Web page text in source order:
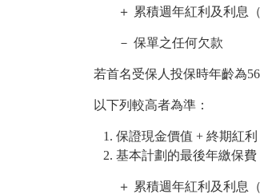
＋ 累積週年紅利及利息
－ 保單之任何欠款
若首名受保人投保時年齡為
以下列較高者為準：
保證現金價值 + 終期紅
基本計劃的最後年繳保費
＋ 累積週年紅利及利息